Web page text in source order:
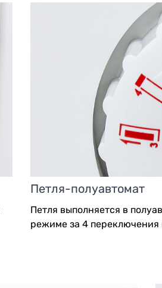
Петля-полуавтомат
Петля выполняется в
режиме за 4 переключения